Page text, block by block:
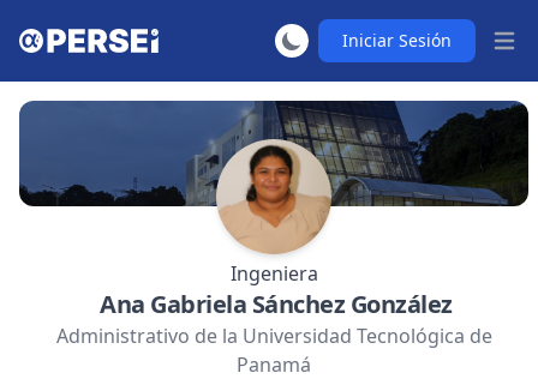
Iniciar Sesión Abrir
Ingeniera
Ana Gabriela Sánchez González
Administrativo de la Universidad Tecnológica de
Panamá